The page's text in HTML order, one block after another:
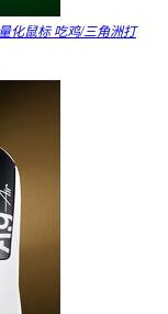
化鼠标 吃鸡/三角洲打